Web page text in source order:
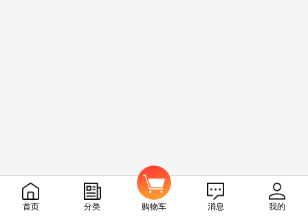
我要发布任务
首页 分类 购物车 消息 我的